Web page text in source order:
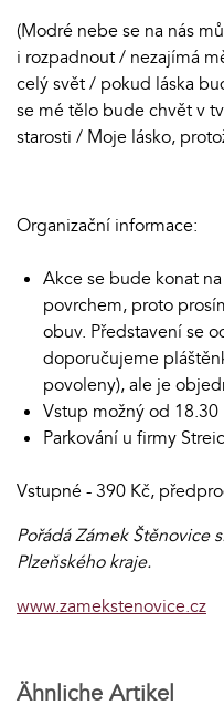
(Modré nebe se na nás
i rozpadnout / nezajímá
celý svět / pokud láska
se mé tělo bude chvět v
starosti / Moje lásko,
Organizační informace:
Akce se bude konat
povrchem, proto
obuv. Představení se
doporučujeme
povoleny), ale je
Vstup možný od
Parkování u firmy
Vstupné - 390 Kč,
Pořádá Zámek Štěnovice
Plzeňského kraje.
www.zamekstenovice.cz
Ähnliche Artikel